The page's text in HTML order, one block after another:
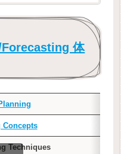
体
Concepts
Techniques